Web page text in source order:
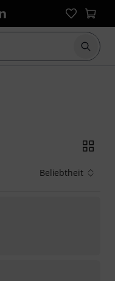
Suche
Beliebtheit